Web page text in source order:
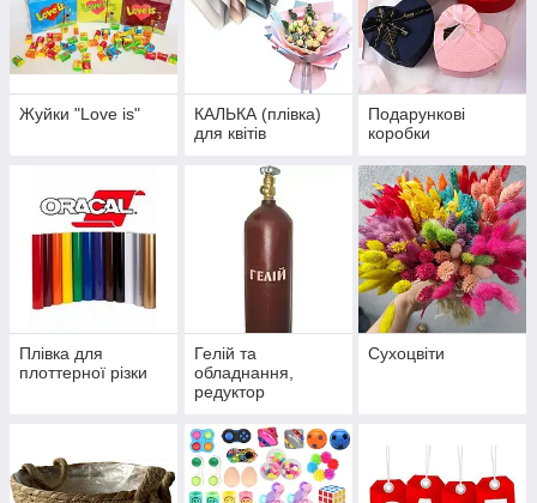
Жуйки "Love is"
КАЛЬКА (плівка)
для квітів
Подарункові
коробки
Плівка для
плоттерної різки
Гелій та
обладнання,
редуктор
Сухоцвіти